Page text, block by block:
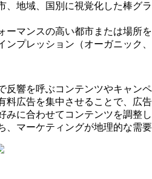
地域、国別に視覚化した棒グ
マンスの高い都市または場所を
プレッション（オーガニック
響を呼ぶコンテンツやキャンペ
広告を集中させることで、広
に合わせてコンテンツを調整
マーケティングが地理的な需